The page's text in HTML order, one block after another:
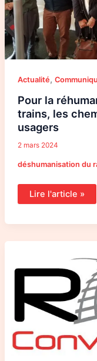
Actualité,
Pour la
trains, les
usagers
2 mars 2024
déshumanisation du
Lire l'article »
Tarification
analyse
et
de
la
Convergence
Nationale